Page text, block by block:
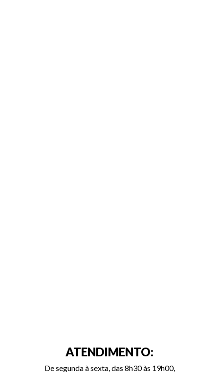
ATENDIMENTO:
De segunda à sexta, das 8h30 às 19h00,